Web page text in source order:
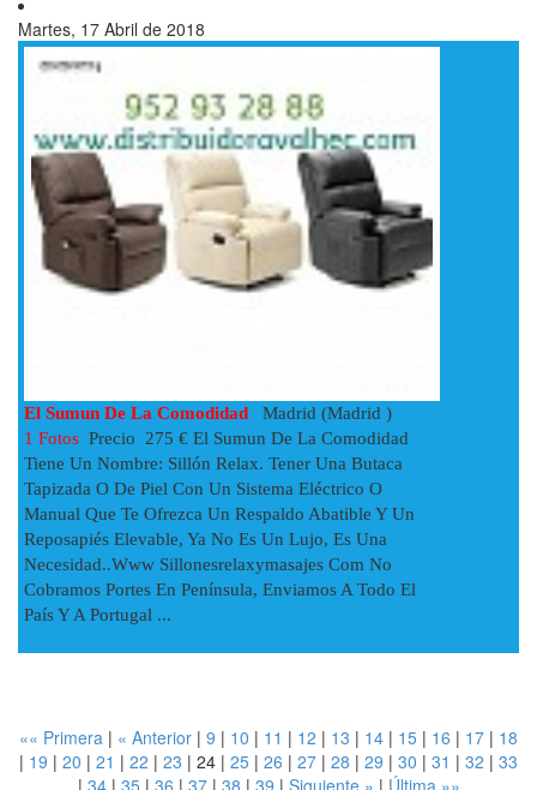
Martes, 17 Abril de 2018
El Sumun De La Comodidad
Madrid (Madrid )
1 Fotos Precio 275 € El Sumun De La Comodidad
Tiene Un Nombre: Sillón Relax. Tener Una Butaca
Tapizada O De Piel Con Un Sistema Eléctrico O
Manual Que Te Ofrezca Un Respaldo Abatible Y Un
Reposapiés Elevable, Ya No Es Un Lujo, Es Una
Necesidad..www Sillonesrelaxymasajes Com No
Cobramos Portes En Península, Enviamos A Todo El
País Y A Portugal ...
«« Primera | « Anterior | 9 | 10 | 11 | 12 | 13 | 14 | 15 | 16 | 17 | 18
| 19 | 20 | 21 | 22 | 23 | 24 | 25 | 26 | 27 | 28 | 29 | 30 | 31 | 32 | 33